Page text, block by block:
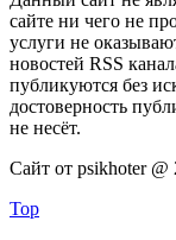
сайте ни чего не
услуги не
новостей RSS
публикуются без
достоверность
не несёт.
Сайт от psikhoter @
Top